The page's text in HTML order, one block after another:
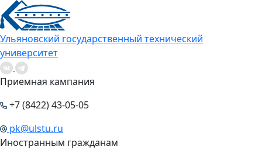
Ульяновский государственный технический
университет
Приемная кампания
+7 (8422) 43-05-05
pk@ulstu.ru
Иностранным гражданам